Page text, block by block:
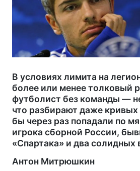
В условиях лимита на
более или менее толковый
футболист без команды —
что разбирают даже
бы через раз попадали по
игрока сборной России,
«Спартака» и два солидных
Антон Митрюшкин